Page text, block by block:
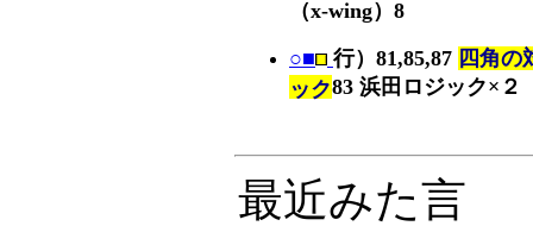
（x-wing）8
○■ 行）81,85,87 四角の
ック83 浜田ロジック×２
最近みた言